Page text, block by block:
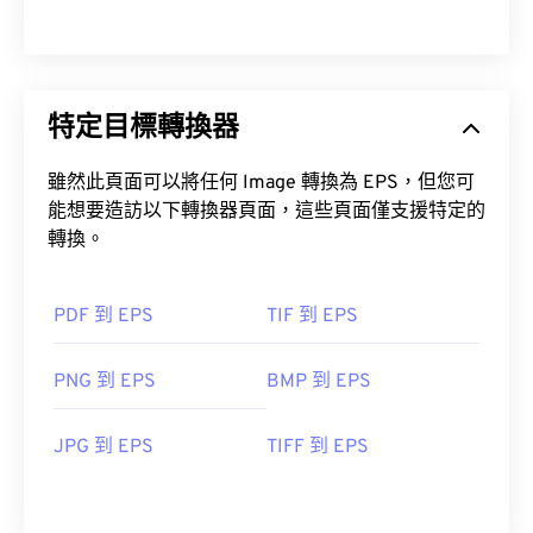
開發人員：
特定目標轉換器
雖然此頁面可以將任何 Image 轉換為 EPS，但您可
能想要造訪以下轉換器頁面，這些頁面僅支援特定的
轉換。
PDF 到 EPS TIF 到 EPS
PNG 到 EPS BMP 到 EPS
JPG 到 EPS TIFF 到 EPS